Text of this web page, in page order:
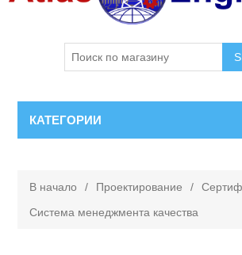
КАТЕГОРИИ
В начало / Проектирование /
Система менеджмента качества